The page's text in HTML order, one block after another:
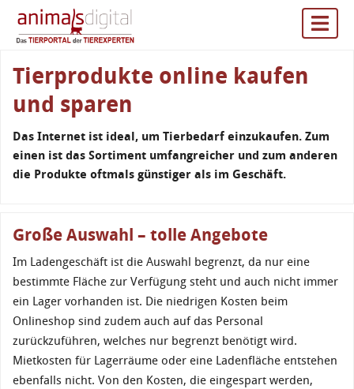
Tierprodukte online kaufen
und sparen
Das Internet ist ideal, um Tierbedarf einzukaufen. Zum
einen ist das Sortiment umfangreicher und zum anderen
die Produkte oftmals günstiger als im Geschäft.
Große Auswahl – tolle Angebote
Im Ladengeschäft ist die Auswahl begrenzt, da nur eine
bestimmte Fläche zur Verfügung steht und auch nicht immer
ein Lager vorhanden ist. Die niedrigen Kosten beim
Onlineshop sind zudem auch auf das Personal
zurückzuführen, welches nur begrenzt benötigt wird.
Mietkosten für Lagerräume oder eine Ladenfläche entstehen
ebenfalls nicht. Von den Kosten, die eingespart werden,